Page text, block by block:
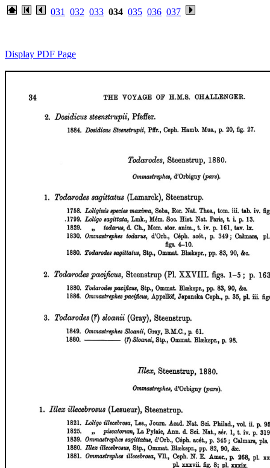
031 032 033 034 035 036 037
Display PDF Page